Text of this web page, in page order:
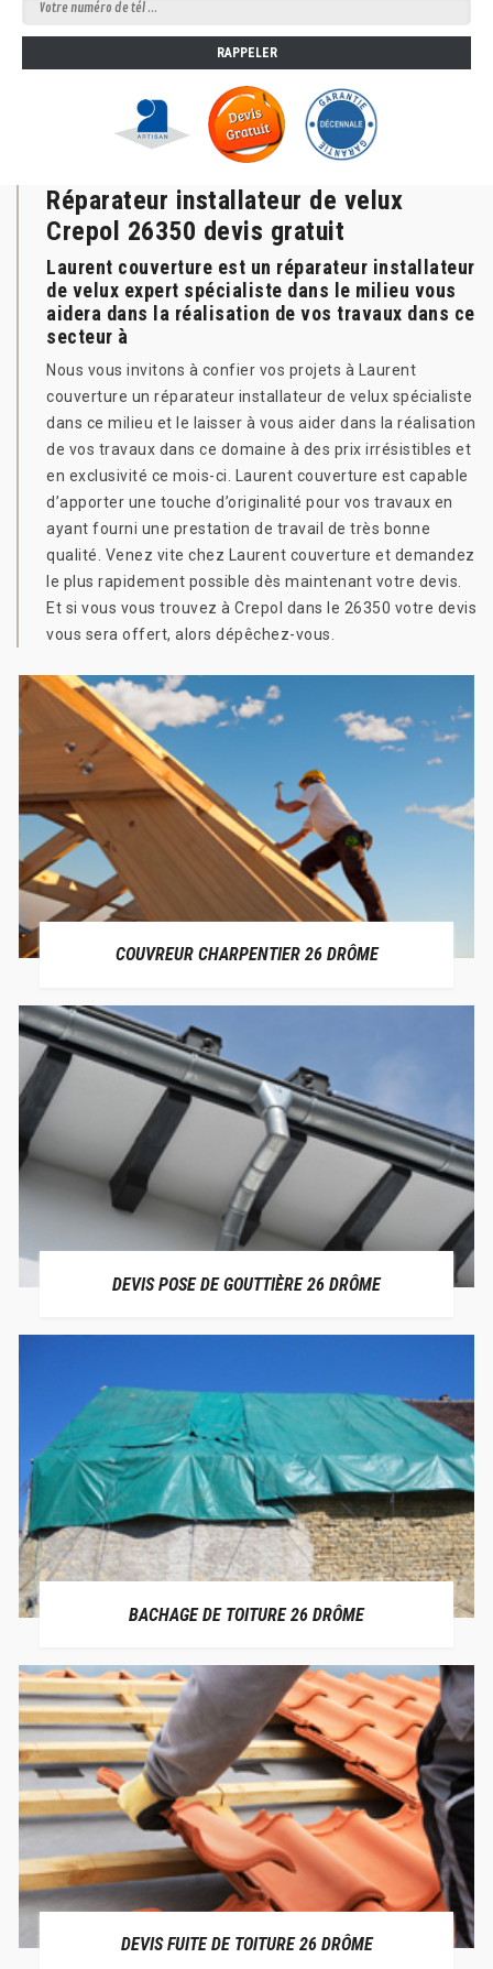
Réparateur installateur de velux
Crepol 26350 devis gratuit
Laurent couverture est un réparateur installateur
de velux expert spécialiste dans le milieu vous
aidera dans la réalisation de vos travaux dans ce
secteur à
Nous vous invitons à confier vos projets à Laurent
couverture un réparateur installateur de velux spécialiste
dans ce milieu et le laisser à vous aider dans la réalisation
de vos travaux dans ce domaine à des prix irrésistibles et
en exclusivité ce mois-ci. Laurent couverture est capable
d’apporter une touche d’originalité pour vos travaux en
ayant fourni une prestation de travail de très bonne
qualité. Venez vite chez Laurent couverture et demandez
le plus rapidement possible dès maintenant votre devis.
Et si vous vous trouvez à Crepol dans le 26350 votre devis
vous sera offert, alors dépêchez-vous.
COUVREUR CHARPENTIER 26 DRÔME
DEVIS POSE DE GOUTTIÈRE 26 DRÔME
BACHAGE DE TOITURE 26 DRÔME
DEVIS FUITE DE TOITURE 26 DRÔME